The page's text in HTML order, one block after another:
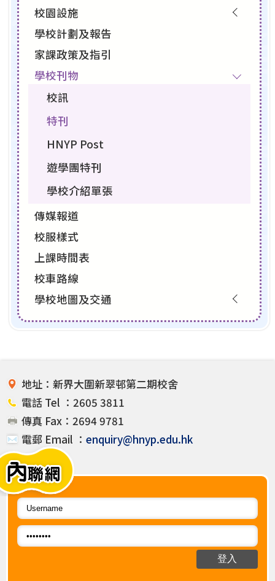
校園設施
學校計劃及報告
家課政策及指引
學校刊物
校訊
特刊
HNYP Post
遊學團特刊
學校介紹單張
傳媒報道
校服樣式
上課時間表
校車路線
學校地圖及交通
地址：新界大圍新翠邨第二期校舍
電話 Tel ：2605 3811
傳真 Fax：2694 9781
電郵 Email ： enquiry@hnyp.edu.hk